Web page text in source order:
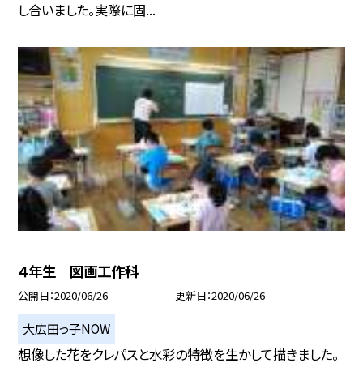
し合いました。実際に固...
４年生 図画工作科
公開日 2020/06/26 更新日 2020/06/26
大広田っ子NOW
想像した花をクレパスと水彩の特徴を生かして描きました。